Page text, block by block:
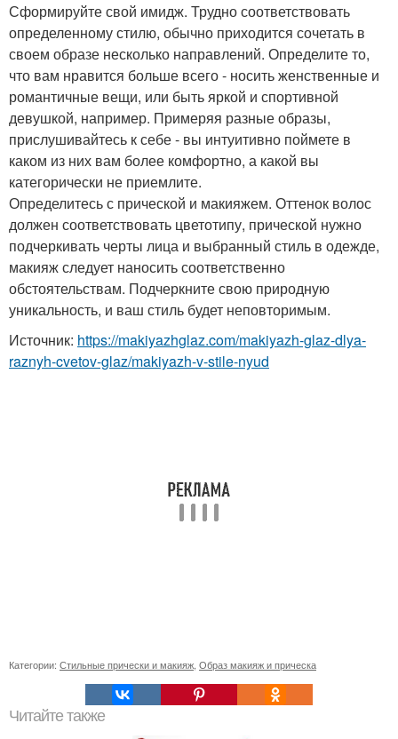
Сформируйте свой имидж. Трудно соответствовать
определенному стилю, обычно приходится сочетать в
своем образе несколько направлений. Определите то,
что вам нравится больше всего - носить женственные и
романтичные вещи, или быть яркой и спортивной
девушкой, например. Примеряя разные образы,
прислушивайтесь к себе - вы интуитивно поймете в
каком из них вам более комфортно, а какой вы
категорически не приемлите.
Определитесь с прической и макияжем. Оттенок волос
должен соответствовать цветотипу, прической нужно
подчеркивать черты лица и выбранный стиль в одежде,
макияж следует наносить соответственно
обстоятельствам. Подчеркните свою природную
уникальность, и ваш стиль будет неповторимым.
Источник: https://makiyazhglaz.com/makiyazh-glaz-dlya-
raznyh-cvetov-glaz/makiyazh-v-stile-nyud
Категории: Стильные прически и макияж Образ макияж и прическа
Читайте также